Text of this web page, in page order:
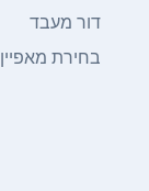
דור מעבד
בחירת מאפיין